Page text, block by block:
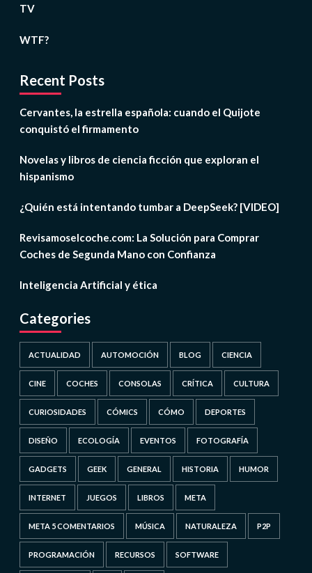
TV
WTF?
Recent Posts
Cervantes, la estrella española: cuando el Quijote
conquistó el firmamento
Novelas y libros de ciencia ficción que exploran el
hispanismo
¿Quién está intentando tumbar a DeepSeek? [VIDEO]
Revisamoselcoche.com: La Solución para Comprar
Coches de Segunda Mano con Confianza
Inteligencia Artificial y ética
Categories
ACTUALIDAD AUTOMOCIÓN BLOG CIENCIA
CINE COCHES CONSOLAS CRÍTICA CULTURA
CURIOSIDADES CÓMICS CÓMO DEPORTES
DISEÑO ECOLOGÍA EVENTOS FOTOGRAFÍA
GADGETS GEEK GENERAL HISTORIA HUMOR
INTERNET JUEGOS LIBROS META
META 5 COMENTARIOS MÚSICA NATURALEZA P2P
PROGRAMACIÓN RECURSOS SOFTWARE